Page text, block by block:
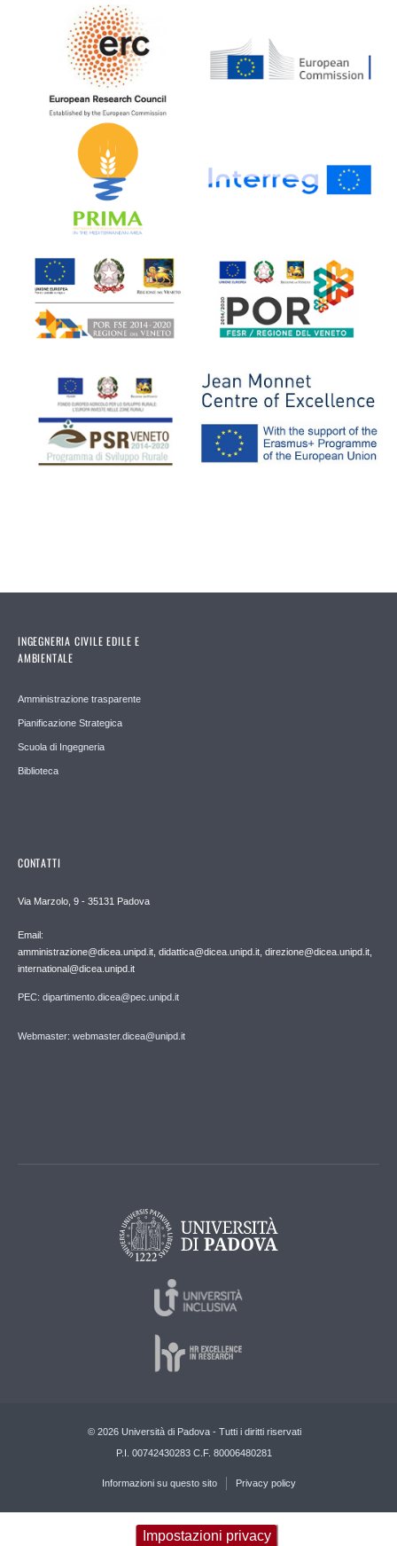
INGEGNERIA CIVILE EDILE E
AMBIENTALE
Amministrazione trasparente
Pianificazione Strategica
Scuola di Ingegneria
Biblioteca
CONTATTI
Via Marzolo, 9 - 35131 Padova
Email:
amministrazione@dicea.unipd.it, didattica@dicea.unipd.it, direzione@dicea.unipd.it,
international@dicea.unipd.it
PEC: dipartimento.dicea@pec.unipd.it
Webmaster: webmaster.dicea@unipd.it
© 2026 Università di Padova - Tutti i diritti riservati
P.I. 00742430283 C.F. 80006480281
Informazioni su questo sito Privacy policy
Impostazioni privacy